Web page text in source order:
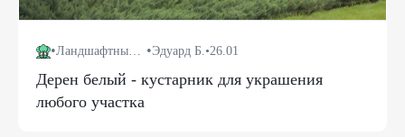
• Ландшафтный дизайн •Эдуард Б.•26.01
Дерен белый - кустарник для украшения
любого участка